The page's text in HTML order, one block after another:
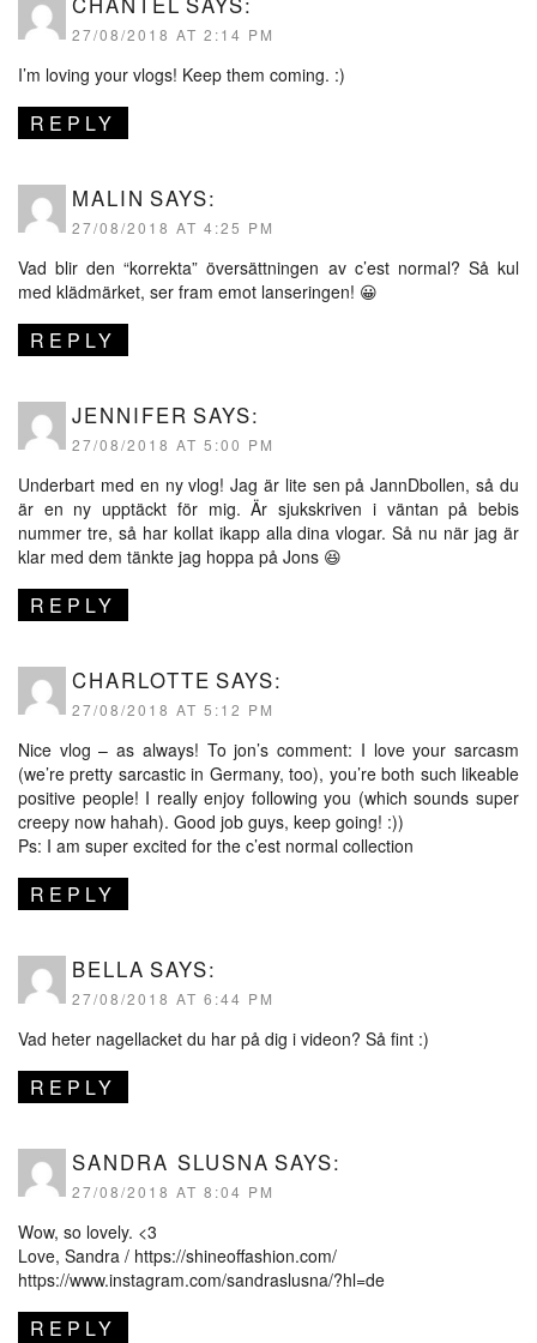
27/08/2018 AT 2:14 PM
I’m loving your vlogs! Keep them coming. :)
REPLY
MALIN SAYS:
27/08/2018 AT 4:25 PM
Vad blir den “korrekta” översättningen av c’est normal? Så kul
med klädmärket, ser fram emot lanseringen! 😀
REPLY
JENNIFER SAYS:
27/08/2018 AT 5:00 PM
Underbart med en ny vlog! Jag är lite sen på JannDbollen, så du
är en ny upptäckt för mig. Är sjukskriven i väntan på bebis
nummer tre, så har kollat ikapp alla dina vlogar. Så nu när jag är
klar med dem tänkte jag hoppa på Jons 😆
REPLY
CHARLOTTE SAYS:
27/08/2018 AT 5:12 PM
Nice vlog – as always! To jon’s comment: I love your sarcasm
(we’re pretty sarcastic in Germany, too), you’re both such likeable
positive people! I really enjoy following you (which sounds super
creepy now hahah). Good job guys, keep going! :))
Ps: I am super excited for the c’est normal collection
REPLY
BELLA SAYS:
27/08/2018 AT 6:44 PM
Vad heter nagellacket du har på dig i videon? Så fint :)
REPLY
SANDRA SLUSNA SAYS:
27/08/2018 AT 8:04 PM
Wow, so lovely. <3
Love, Sandra / https://shineoffashion.com/
https://www.instagram.com/sandraslusna/?hl=de
REPLY